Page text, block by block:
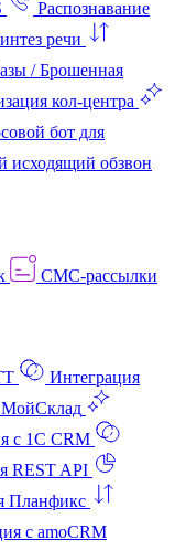
Распознавание
речи
/ Брошенная
кол‑центра
бот для
исходящий обзвон
СМС-рассылки
Интеграция
МойСклад
с 1C CRM
REST API
Планфикс
с amoCRM